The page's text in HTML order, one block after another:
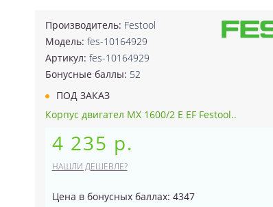
Производитель: Festool
Модель: fes-10164929
Артикул: fes-10164929
Бонусные баллы: 52
ПОД ЗАКАЗ
Корпус двигател MX 1600/2 E EF Festool..
4 235 р.
НАШЛИ ДЕШЕВЛЕ?
Цена в бонусных баллах: 4347